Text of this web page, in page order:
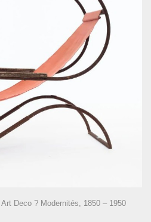
Deco ? Modernités, 1850 – 1950